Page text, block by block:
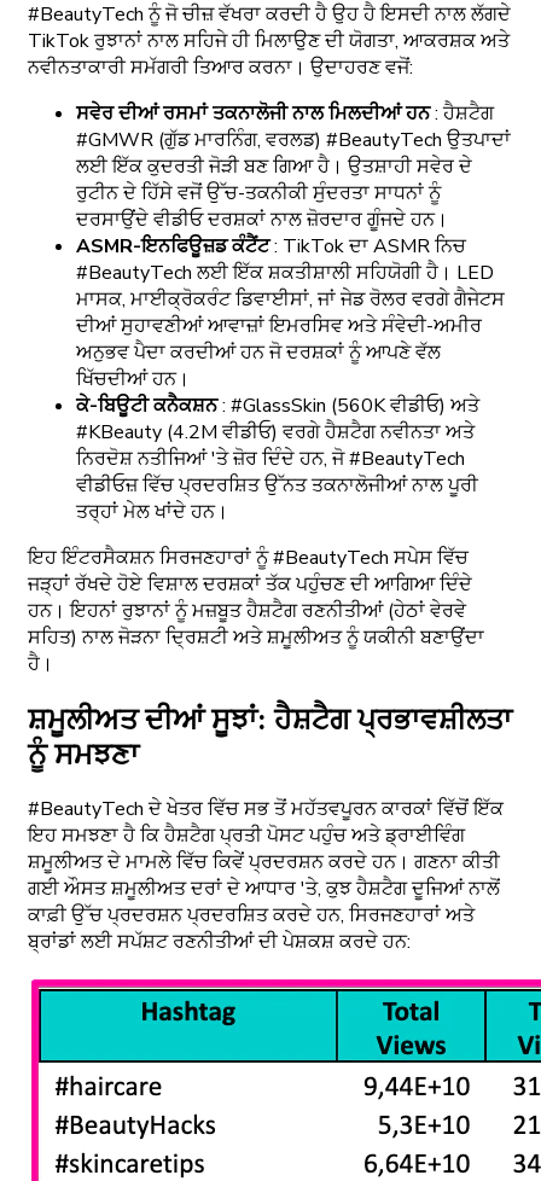
#BeautyTech ਨੂੰ ਜੋ ਚੀਜ਼ ਵੱਖਰਾ ਕਰਦੀ ਹੈ ਉਹ ਹੈ ਇਸਦੀ ਨਾਲ ਲੱਗਦੇ
TikTok ਰੁਝਾਨਾਂ ਨਾਲ ਸਹਿਜੇ ਹੀ ਮਿਲਾਉਣ ਦੀ ਯੋਗਤਾ, ਆਕਰਸ਼ਕ ਅਤੇ
ਨਵੀਨਤਾਕਾਰੀ ਸਮੱਗਰੀ ਤਿਆਰ ਕਰਨਾ। ਉਦਾਹਰਣ ਵਜੋਂ:
ਸਵੇਰ ਦੀਆਂ ਰਸਮਾਂ ਤਕਨਾਲੋਜੀ ਨਾਲ ਮਿਲਦੀਆਂ ਹਨ: ਹੈਸ਼ਟੈਗ
#GMWR (ਗੁੱਡ ਮਾਰਨਿੰਗ, ਵਰਲਡ) #BeautyTech ਉਤਪਾਦਾਂ
ਲਈ ਇੱਕ ਕੁਦਰਤੀ ਜੋੜੀ ਬਣ ਗਿਆ ਹੈ। ਉਤਸ਼ਾਹੀ ਸਵੇਰ ਦੇ
ਰੁਟੀਨ ਦੇ ਹਿੱਸੇ ਵਜੋਂ ਉੱਚ-ਤਕਨੀਕੀ ਸੁੰਦਰਤਾ ਸਾਧਨਾਂ ਨੂੰ
ਦਰਸਾਉਂਦੇ ਵੀਡੀਓ ਦਰਸ਼ਕਾਂ ਨਾਲ ਜ਼ੋਰਦਾਰ ਗੂੰਜਦੇ ਹਨ।
ASMR-ਇਨਫਿਊਜ਼ਡ ਕੰਟੈਂਟ: TikTok ਦਾ ASMR ਨਿਚ
#BeautyTech ਲਈ ਇੱਕ ਸ਼ਕਤੀਸ਼ਾਲੀ ਸਹਿਯੋਗੀ ਹੈ। LED
ਮਾਸਕ, ਮਾਈਕ੍ਰੋਕਰੰਟ ਡਿਵਾਈਸਾਂ, ਜਾਂ ਜੇਡ ਰੋਲਰ ਵਰਗੇ ਗੈਜੇਟਸ
ਦੀਆਂ ਸੁਹਾਵਣੀਆਂ ਆਵਾਜ਼ਾਂ ਇਮਰਸਿਵ ਅਤੇ ਸੰਵੇਦੀ-ਅਮੀਰ
ਅਨੁਭਵ ਪੈਦਾ ਕਰਦੀਆਂ ਹਨ ਜੋ ਦਰਸ਼ਕਾਂ ਨੂੰ ਆਪਣੇ ਵੱਲ
ਖਿੱਚਦੀਆਂ ਹਨ।
ਕੇ-ਬਿਊਟੀ ਕਨੈਕਸ਼ਨ: #GlassSkin (560K ਵੀਡੀਓ) ਅਤੇ
#KBeauty (4.2M ਵੀਡੀਓ) ਵਰਗੇ ਹੈਸ਼ਟੈਗ ਨਵੀਨਤਾ ਅਤੇ
ਨਿਰਦੋਸ਼ ਨਤੀਜਿਆਂ 'ਤੇ ਜ਼ੋਰ ਦਿੰਦੇ ਹਨ, ਜੋ #BeautyTech
ਵੀਡੀਓਜ਼ ਵਿੱਚ ਪ੍ਰਦਰਸ਼ਿਤ ਉੱਨਤ ਤਕਨਾਲੋਜੀਆਂ ਨਾਲ ਪੂਰੀ
ਤਰ੍ਹਾਂ ਮੇਲ ਖਾਂਦੇ ਹਨ।
ਇਹ ਇੰਟਰਸੈਕਸ਼ਨ ਸਿਰਜਣਹਾਰਾਂ ਨੂੰ #BeautyTech ਸਪੇਸ ਵਿੱਚ
ਜੜ੍ਹਾਂ ਰੱਖਦੇ ਹੋਏ ਵਿਸ਼ਾਲ ਦਰਸ਼ਕਾਂ ਤੱਕ ਪਹੁੰਚਣ ਦੀ ਆਗਿਆ ਦਿੰਦੇ
ਹਨ। ਇਹਨਾਂ ਰੁਝਾਨਾਂ ਨੂੰ ਮਜ਼ਬੂਤ ​​ਹੈਸ਼ਟੈਗ ਰਣਨੀਤੀਆਂ (ਹੇਠਾਂ ਵੇਰਵੇ
ਸਹਿਤ) ਨਾਲ ਜੋੜਨਾ ਦ੍ਰਿਸ਼ਟੀ ਅਤੇ ਸ਼ਮੂਲੀਅਤ ਨੂੰ ਯਕੀਨੀ ਬਣਾਉਂਦਾ
ਹੈ।
ਸ਼ਮੂਲੀਅਤ ਦੀਆਂ ਸੂਝਾਂ: ਹੈਸ਼ਟੈਗ ਪ੍ਰਭਾਵਸ਼ੀਲਤਾ
ਨੂੰ ਸਮਝਣਾ
#BeautyTech ਦੇ ਖੇਤਰ ਵਿੱਚ ਸਭ ਤੋਂ ਮਹੱਤਵਪੂਰਨ ਕਾਰਕਾਂ ਵਿੱਚੋਂ ਇੱਕ
ਇਹ ਸਮਝਣਾ ਹੈ ਕਿ ਹੈਸ਼ਟੈਗ ਪ੍ਰਤੀ ਪੋਸਟ ਪਹੁੰਚ ਅਤੇ ਡ੍ਰਾਈਵਿੰਗ
ਸ਼ਮੂਲੀਅਤ ਦੇ ਮਾਮਲੇ ਵਿੱਚ ਕਿਵੇਂ ਪ੍ਰਦਰਸ਼ਨ ਕਰਦੇ ਹਨ। ਗਣਨਾ ਕੀਤੀ
ਗਈ ਔਸਤ ਸ਼ਮੂਲੀਅਤ ਦਰਾਂ ਦੇ ਆਧਾਰ 'ਤੇ, ਕੁਝ ਹੈਸ਼ਟੈਗ ਦੂਜਿਆਂ ਨਾਲੋਂ
ਕਾਫ਼ੀ ਉੱਚ ਪ੍ਰਦਰਸ਼ਨ ਪ੍ਰਦਰਸ਼ਿਤ ਕਰਦੇ ਹਨ, ਸਿਰਜਣਹਾਰਾਂ ਅਤੇ
ਬ੍ਰਾਂਡਾਂ ਲਈ ਸਪੱਸ਼ਟ ਰਣਨੀਤੀਆਂ ਦੀ ਪੇਸ਼ਕਸ਼ ਕਰਦੇ ਹਨ: